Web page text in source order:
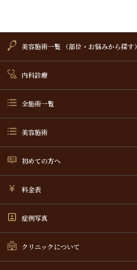
美容施術一覧 （部位・お悩みから探す）
内科診療
全施術一覧
美容施術
初めての方へ
料金表
症例写真
クリニックについて